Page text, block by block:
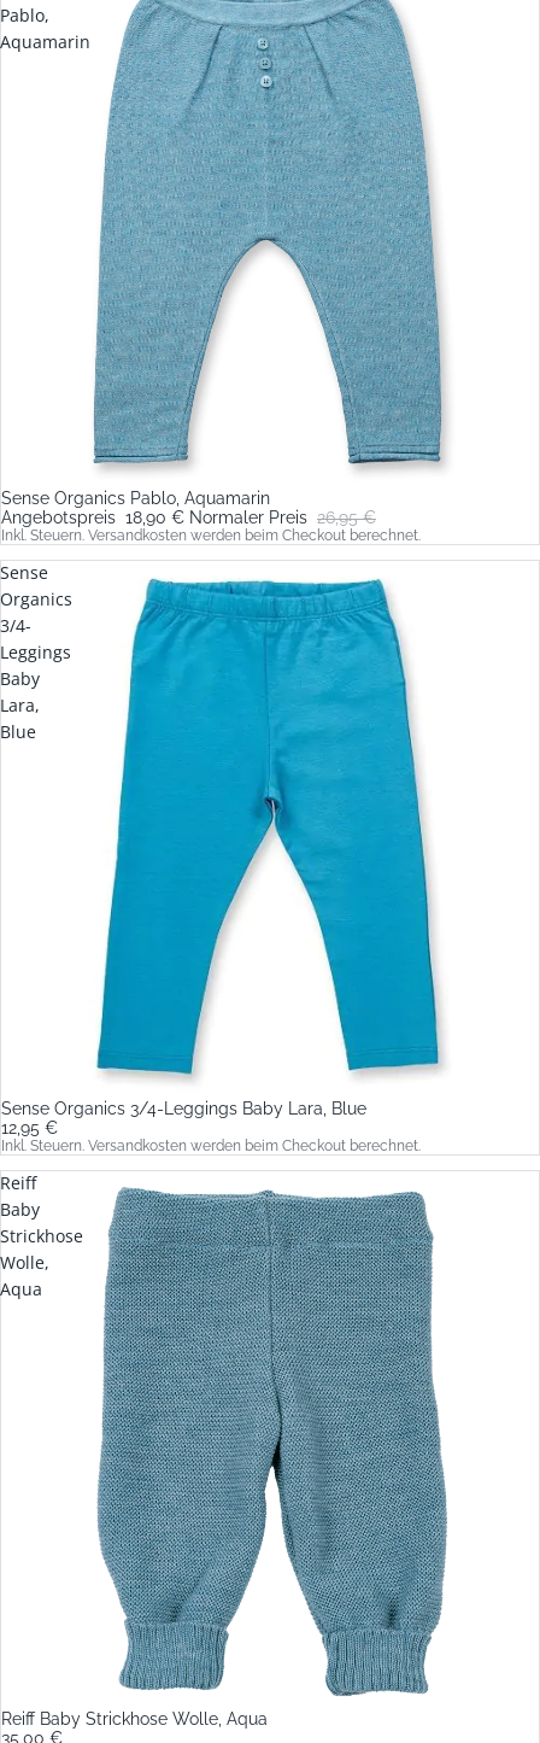
Pablo,
Aquamarin
Sale
Sense Organics Pablo, Aquamarin
Angebotspreis 18,90 € Normaler Preis 26,95 €
Inkl. Steuern. Versandkosten werden beim Checkout berechnet.
Sense
Organics
3/4-
Leggings
Baby
Lara,
Blue
Sense Organics 3/4-Leggings Baby Lara, Blue
12,95 €
Inkl. Steuern. Versandkosten werden beim Checkout berechnet.
Reiff
Baby
Strickhose
Wolle,
Aqua
Reiff Baby Strickhose Wolle, Aqua
35,00 €